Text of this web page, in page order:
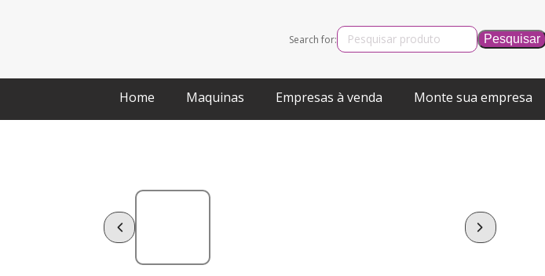
Search for:
Home Maquinas Empresas à venda Monte sua empresa